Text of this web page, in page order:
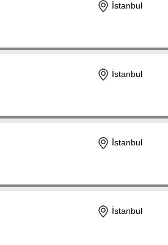
İstanbul
İstanbul
İstanbul
İstanbul